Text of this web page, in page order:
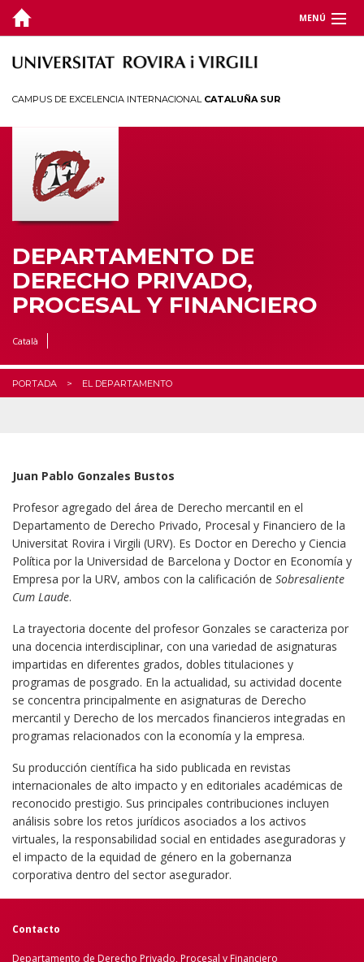
MENÚ
DEPARTAMENTO
INVESTIGACIÓN
JORNADAS Y CONGRESOS
TERRITORIO
CAMPUS DE EXCELENCIA INTERNACIONAL CATALUÑA SUR
DEPARTAMENTO DE
DERECHO PRIVADO,
PROCESAL Y FINANCIERO
Català
PORTADA EL DEPARTAMENTO
Juan Pablo Gonzales Bustos
Profesor agregado del área de Derecho mercantil en el
Departamento de Derecho Privado, Procesal y Financiero de la
Universitat Rovira i Virgili (URV). Es Doctor en Derecho y Ciencia
Política por la Universidad de Barcelona y Doctor en Economía y
Empresa por la URV, ambos con la calificación de Sobresaliente
Cum Laude.
La trayectoria docente del profesor Gonzales se caracteriza por
una docencia interdisciplinar, con una variedad de asignaturas
impartidas en diferentes grados, dobles titulaciones y
programas de posgrado. En la actualidad, su actividad docente
se concentra principalmente en asignaturas de Derecho
mercantil y Derecho de los mercados financieros integradas en
programas relacionados con la economía y la empresa.
Su producción científica ha sido publicada en revistas
internacionales de alto impacto y en editoriales académicas de
reconocido prestigio. Sus principales contribuciones incluyen
análisis sobre los retos jurídicos asociados a los activos
virtuales, la responsabilidad social en entidades aseguradoras y
el impacto de la equidad de género en la gobernanza
corporativa dentro del sector asegurador.
Contacto
Departamento de Derecho Privado, Procesal y Financiero